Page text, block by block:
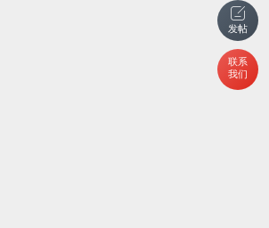
发帖
联系
我们